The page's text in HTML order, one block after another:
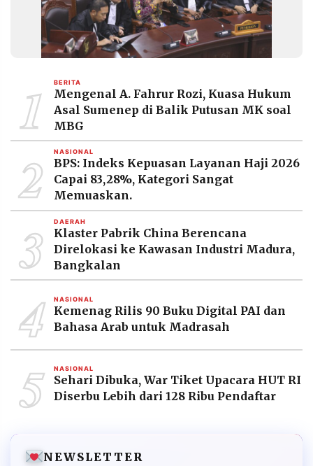
PT.
RESOLUSI
MEDIA
1 BERITA
Mengenal A. Fahrur Rozi, Kuasa Hukum
Asal Sumenep di Balik Putusan MK soal
MBG
2 NASIONAL
BPS: Indeks Kepuasan Layanan Haji 2026
Capai 83,28%, Kategori Sangat
Memuaskan.
3 DAERAH
Klaster Pabrik China Berencana
Direlokasi ke Kawasan Industri Madura,
Bangkalan
4 NASIONAL
Kemenag Rilis 90 Buku Digital PAI dan
Bahasa Arab untuk Madrasah
5 NASIONAL
Sehari Dibuka, War Tiket Upacara HUT RI
Diserbu Lebih dari 128 Ribu Pendaftar
NEWSLETTER